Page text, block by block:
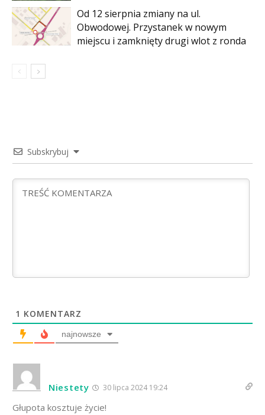
Od 12 sierpnia zmiany na ul.
Obwodowej. Przystanek w nowym
miejscu i zamknięty drugi wlot z ronda
Subskrybuj
1 KOMENTARZ
najnowsze
Niestety 30 lipca 2024 19:24
Głupota kosztuje życie!